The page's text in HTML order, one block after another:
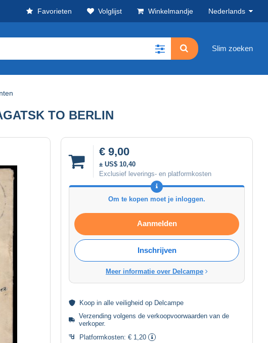
Favorieten Volglijst Winkelmandje Nederlands
Slim zoeken
TO BERLIN
€ 9,00
± US$ 10,40
Exclusief leverings- en platformkosten
Om te kopen moet je inloggen.
Aanmelden
Inschrijven
Meer informatie over Delcampe
Koop in alle veiligheid op Delcampe
Verzending volgens deverkoopvoorwaarden van de
verkoper.
Platformkosten: € 1,20